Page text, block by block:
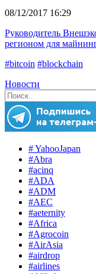
08/12/2017 16:29
Руководитель
регионом для
#bitcoin #blockchain
Новости
# YahooJapan
#Abra
#acinq
#ADA
#ADM
#AEC
#aeternity
#Africa
#Agrocoin
#AirAsia
#airdrop
#airlines